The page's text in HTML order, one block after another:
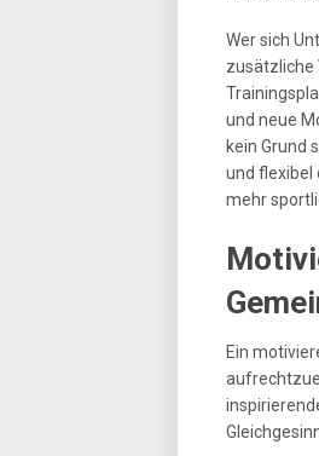
Wer sich
zusätzliche
und neue
kein Grund
und flexibel
mehr
Ein